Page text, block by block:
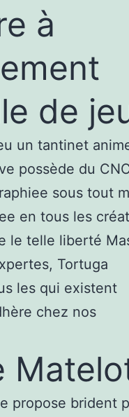
à
de
un tantinet
possède du
sous tout
en tous les
le telle liberté
Tortuga
les qui existent
chez nos
propose brident